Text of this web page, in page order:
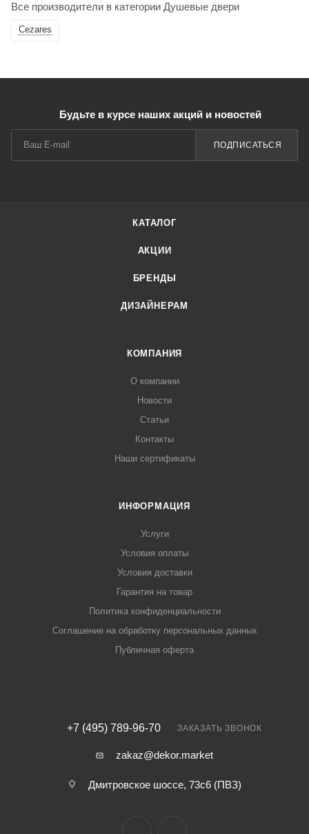
Все производители в категории Душевые двери
Cezares
Будьте в курсе наших акций и новостей
ПОДПИСАТЬСЯ
КАТАЛОГ
АКЦИИ
БРЕНДЫ
ДИЗАЙНЕРАМ
КОМПАНИЯ
О компании
Новости
Статьи
Контакты
Наши сертификаты
ИНФОРМАЦИЯ
Услуги
Условия оплаты
Условия доставки
Гарантия на товар
Политика конфиденциальности
Соглашение на обработку персональных данных
Публичная оферта
+7 (495) 789-96-70 ЗАКАЗАТЬ ЗВОНОК
zakaz@dekor.market
Дмитровское шоссе, 73с6 (ПВЗ)